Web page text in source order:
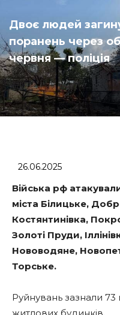
Двоє людей
поранень через
червня — поліція
26.06.2025
Війська рф
міста Білицьке,
Костянтинівка,
Золоті Пруди,
Нововодяне,
Торське.
Руйнувань зазнали 73